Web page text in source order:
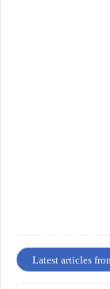
Latest articles